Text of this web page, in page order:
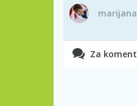
marijana
Za